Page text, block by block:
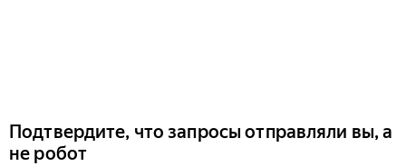
Подтвердите, что запросы отправляли вы, а
не робот